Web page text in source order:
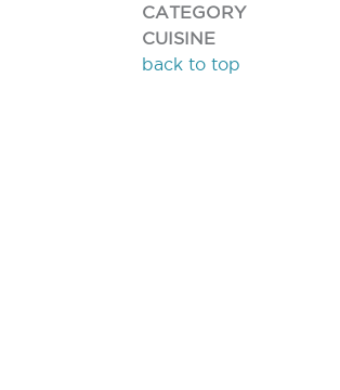
CATEGORY
CUISINE
back to top